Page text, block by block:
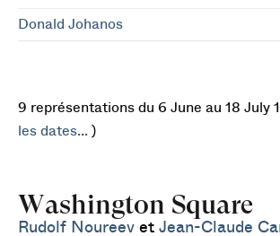
Donald Johanos
9 représentations du 6 June au 18 July
les dates... )
Washington Square
Rudolf Noureev et Jean-Claude